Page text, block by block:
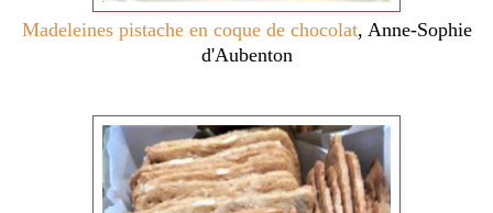
Madeleines pistache en coque de chocolat, Anne-Sophie
d'Aubenton